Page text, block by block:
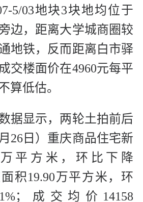
5/03地块3块地均位于
边，距离大学城商圈较
地铁，反而距离白市驿
交楼面价在4960元每平
算低估。
据显示，两轮土拍前后
26日）重庆商品住宅新
平方米，环比下降
积19.90万平方米，环
；成交均价14158